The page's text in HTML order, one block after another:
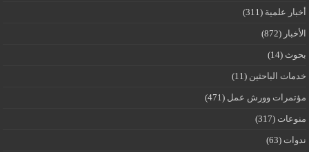
أخبار علمية (311)
الأخبار (872)
بحوث (14)
خدمات الباحثين (11)
مؤتمرات وورش عمل (471)
منوعات (317)
ندوات (63)